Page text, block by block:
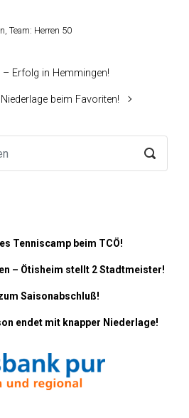
, Team: Herren 50
– Erfolg in Hemmingen!
beim Favoriten!
Tenniscamp beim TCÖ!
– Ötisheim stellt 2 Stadtmeister!
Saisonabschluß!
endet mit knapper Niederlage!